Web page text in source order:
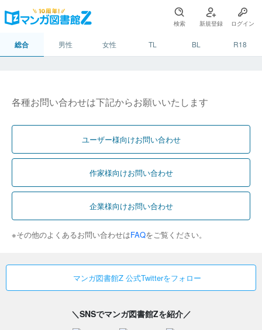
検索 新規登録 ログイン
総合 男性 女性 TL BL R18
各種お問い合わせは下記からお願いいたします
ユーザー様向けお問い合わせ
作家様向けお問い合わせ
企業様向けお問い合わせ
※その他のよくあるお問い合わせはFAQをご覧ください。
マンガ図書館Z 公式Twitterをフォロー
＼SNSでマンガ図書館Zを紹介／